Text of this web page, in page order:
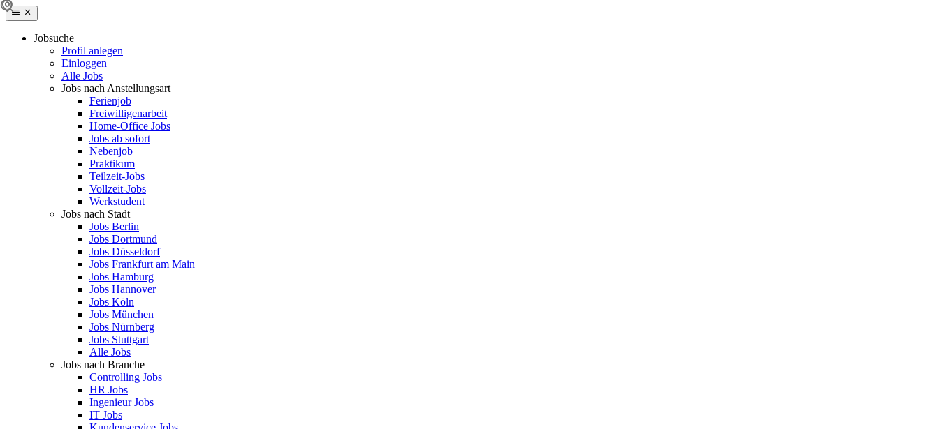
Jobsuche
Profil anlegen
Einloggen
Alle Jobs
Jobs nach Anstellungsart
Ferienjob
Freiwilligenarbeit
Home-Office Jobs
Jobs ab sofort
Nebenjob
Praktikum
Teilzeit-Jobs
Vollzeit-Jobs
Werkstudent
Jobs nach Stadt
Jobs Berlin
Jobs Dortmund
Jobs Düsseldorf
Jobs Frankfurt am Main
Jobs Hamburg
Jobs Hannover
Jobs Köln
Jobs München
Jobs Nürnberg
Jobs Stuttgart
Alle Jobs
Jobs nach Branche
Controlling Jobs
HR Jobs
Ingenieur Jobs
IT Jobs